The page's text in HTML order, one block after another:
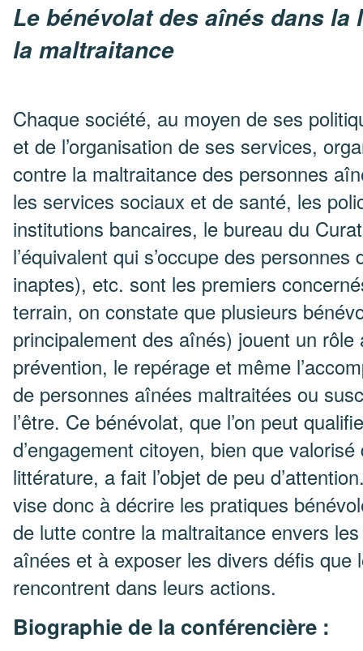
Le bénévolat des aînés dans la
la maltraitance
Chaque société, au moyen de ses
et de l’organisation de ses services,
contre la maltraitance des personnes
les services sociaux et de santé, les
institutions bancaires, le bureau du
l’équivalent qui s’occupe des personnes
inaptes), etc. sont les premiers
terrain, on constate que plusieurs
principalement des aînés) jouent un rôle
prévention, le repérage et même
de personnes aînées maltraitées ou
l’être. Ce bénévolat, que l’on peut
d’engagement citoyen, bien que valorisé
littérature, a fait l’objet de peu
vise donc à décrire les pratiques
de lutte contre la maltraitance envers
aînées et à exposer les divers défis que
rencontrent dans leurs actions.
Biographie de la conférencière :